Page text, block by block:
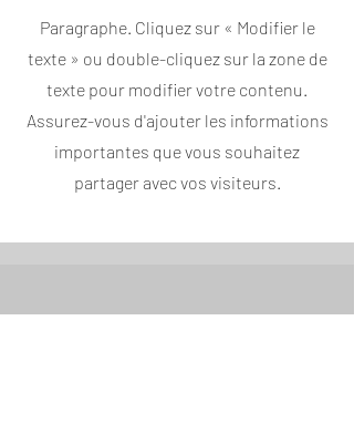
Paragraphe. Cliquez sur « Modifier le
texte » ou double-cliquez sur la zone de
texte pour modifier votre contenu.
Assurez-vous d'ajouter les informations
importantes que vous souhaitez
partager avec vos visiteurs.